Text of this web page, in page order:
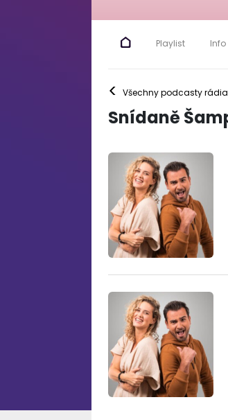
Playlist Info
< Všechny podcasty rádia
Snídaně